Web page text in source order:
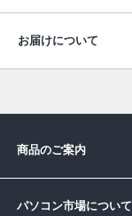
お届けについて
商品のご案内
パソコン市場について